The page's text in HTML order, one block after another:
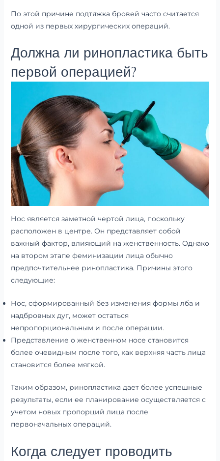
По этой причине подтяжка бровей часто считается
одной из первых хирургических операций.
Должна ли ринопластика быть
первой операцией?
Нос является заметной чертой лица, поскольку
расположен в центре. Он представляет собой
важный фактор, влияющий на женственность. Однако
на втором этапе феминизации лица обычно
предпочтительнее ринопластика. Причины этого
следующие:
Нос, сформированный без изменения формы лба и
надбровных дуг, может остаться
непропорциональным и после операции.
Представление о женственном носе становится
более очевидным после того, как верхняя часть лица
становится более мягкой.
Таким образом, ринопластика дает более успешные
результаты, если ее планирование осуществляется с
учетом новых пропорций лица после
первоначальных операций.
Когда следует проводить